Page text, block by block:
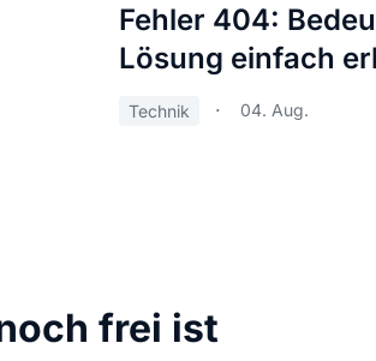
Fehler 404:
Lösung einfach
Technik 04. Aug.
frei ist